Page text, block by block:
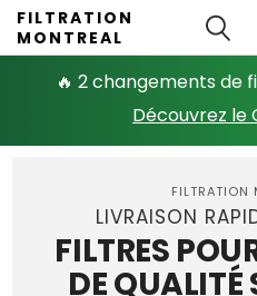
🔥 2 changements de
Découvrez le
FILTRATION
MONTREAL
FILTRATION
LIVRAISON
FILTRES
DE QUALITÉ